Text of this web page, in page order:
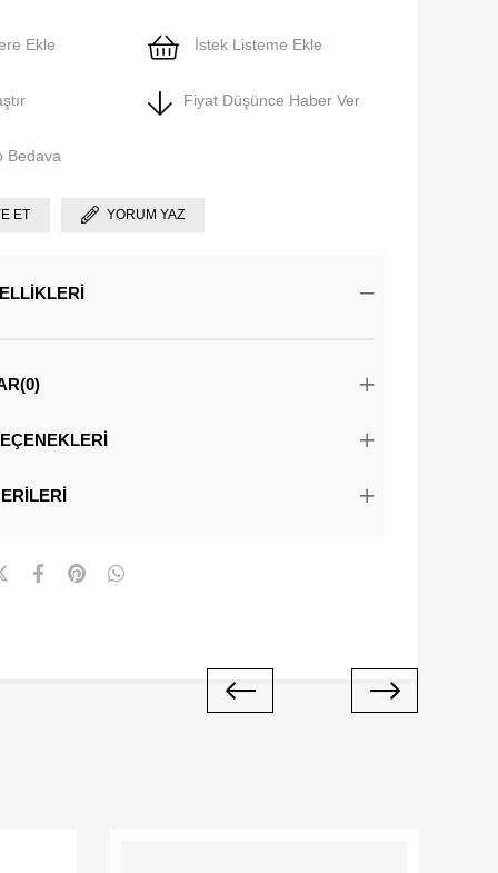
Ekle İstek Listeme Ekle
Fiyat Düşünce Haber Ver
Bedava
ET YORUM YAZ
(0)